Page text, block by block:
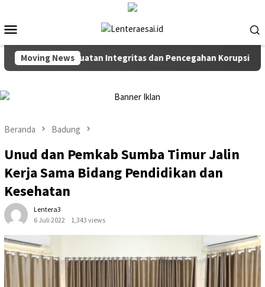
konten
Mobile
Moving News
Rakor Penguatan Integritas dan Pencegahan Korupsi di
Beranda Badung
Unud dan Pemkab Sumba Timur Jalin
Kerja Sama Bidang Pendidikan dan
Kesehatan
Lentera3
6 Juli 2022
1,343 views